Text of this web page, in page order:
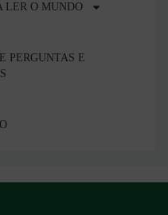
LER O MUNDO
PERGUNTAS E